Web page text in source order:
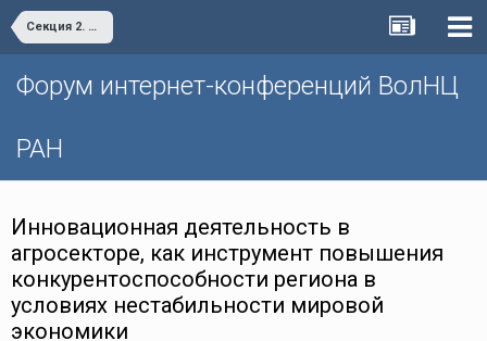
Секция 2. Инфраструктурное обеспечение научно-технологического развития территорий и проблемы организации инновационной деятельности в реальном секторе экономики
Форум интернет-конференций ВолНЦ
РАН
Инновационная деятельность в
агросекторе, как инструмент повышения
конкурентоспособности региона в
условиях нестабильности мировой
экономики